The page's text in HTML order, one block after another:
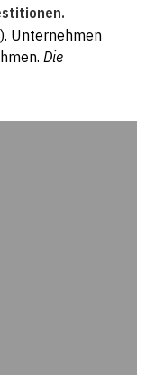
Unternehmen
Die